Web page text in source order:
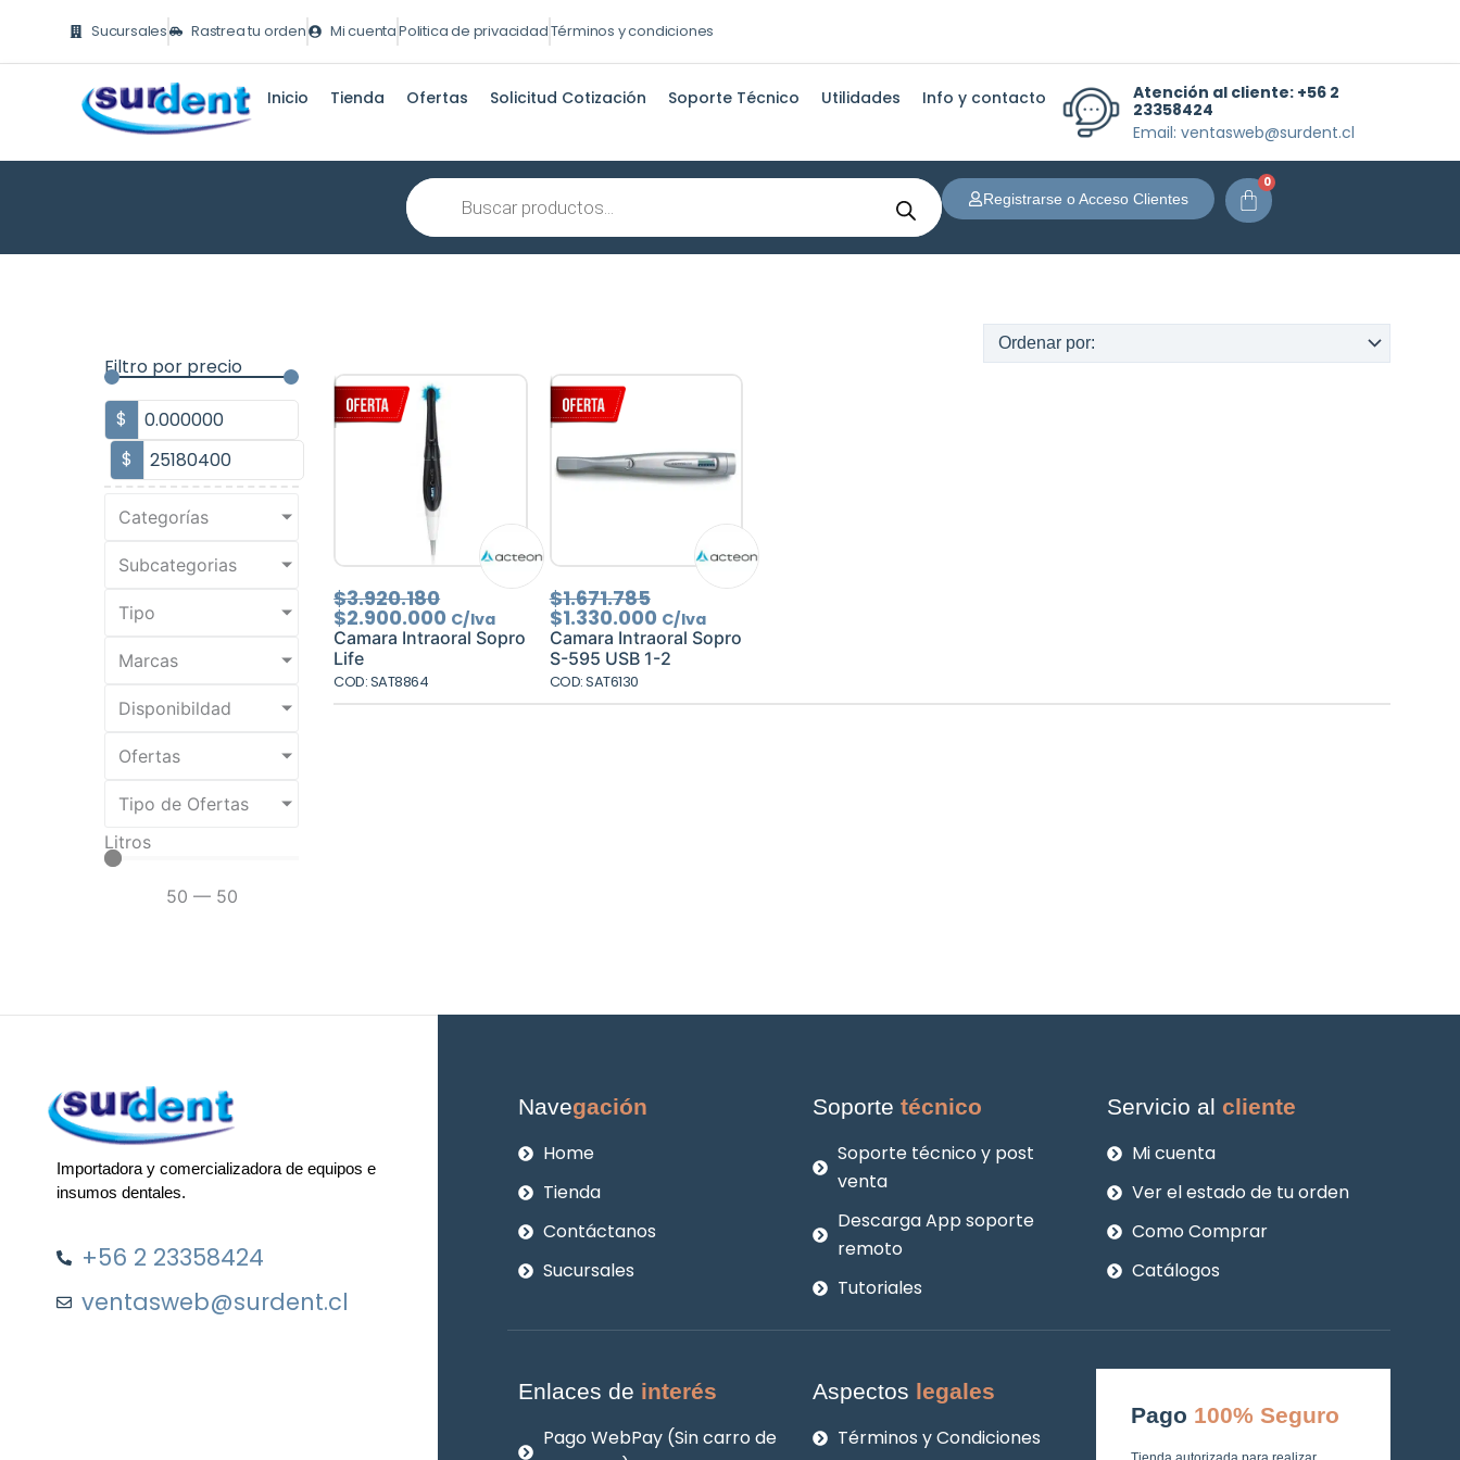
contenido
Sucursales Rastrea tu orden Mi cuentaPolitica de privacidadTérminos y condiciones
Inicio Tienda Ofertas Solicitud Cotización Soporte Técnico Utilidades Info y contacto Atención al cliente: +56 2
23358424
Email: ventasweb@surdent.cl
Búsqueda
de
productos
Registrarse o Acceso Clientes
0
Carrito
Filtro por precio
$
$
Categorías
Subcategorias
Tipo
Marcas
Disponibildad
Ofertas
Tipo de Ofertas
Litros
50 — 50
$3.920.180El
precio
original
$3.920.180.
$2.900.000 precio
actual
$2.900.000.
C/Iva
Camara Intraoral Sopro
Life
COD: SAT8864
$1.671.785El
precio
original
era:
$1.330.000precio
actual
es:
C/Iva
Camara Intraoral Sopro
S-595 USB 1-2
COD: SAT6130
Importadora y comercializadora de equipos e
insumos dentales.
+56 2 23358424
ventasweb@surdent.cl
Navegación
Home
Tienda
Contáctanos
Sucursales
Soportetécnico
Soporte técnico y post
venta
Descarga App soporte
remoto
Tutoriales
Servicio alcliente
Mi cuenta
Ver el estado de tu orden
Como Comprar
Catálogos
Enlaces de interés
Pago WebPay (Sin carro de
Aspectos legales
Términos y Condiciones
Pago 100% Seguro